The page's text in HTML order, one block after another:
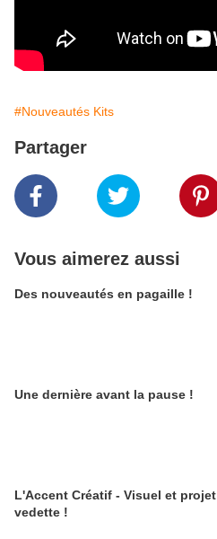
#Nouveautés Kits
Partager
Vous aimerez aussi
Des nouveautés en pagaille !
Une dernière avant la pause !
L'Accent Créatif - Visuel et projet
vedette !